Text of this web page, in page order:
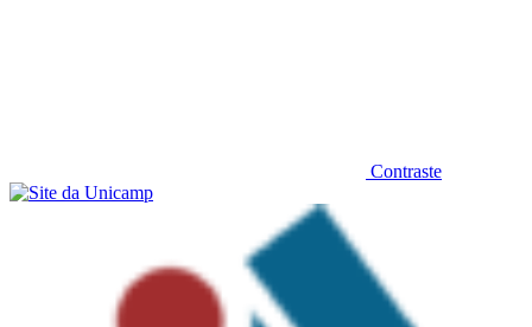
Contraste